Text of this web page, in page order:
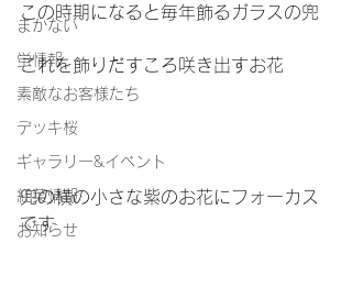
まかない
蛍情報
素敵なお客様たち
デッキ桜
ギャラリー&イベント
紅葉情報
お知らせ
この時期になると毎年飾るガラスの兜
これを飾りだすころ咲き出すお花
兜の横の小さな紫のお花にフォーカス
です